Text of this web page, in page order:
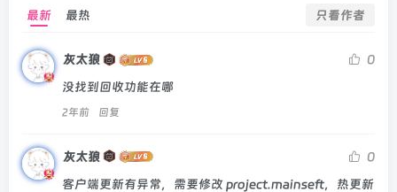
最新 最热 只看作者
灰太狼
0
没找到回收功能在哪
2年前 回复
灰太狼
0
客户端更新有异常，需要修改 project.mainseft，热更新